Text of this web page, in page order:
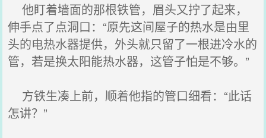
他盯着墙面的那根铁管，眉头又拧了起来，
伸手点了点洞口：“原先这间屋子的热水是由里
头的电热水器提供，外头就只留了一根进冷水的
管，若是换太阳能热水器，这管子怕是不够。”
方铁生凑上前，顺着他指的管口细看：“此话
怎讲？”